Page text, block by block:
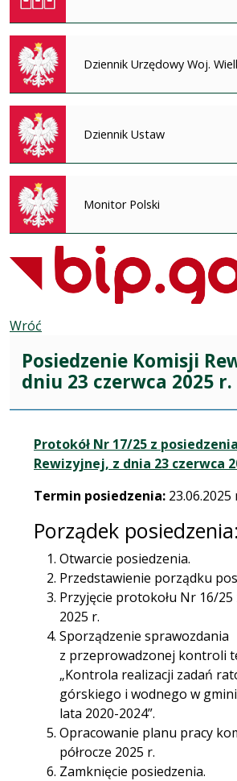
Dziennik Urzędowy Woj.
Dziennik Ustaw
Monitor Polski
Wróć
Posiedzenie Komisji
dniu 23 czerwca 2025 r.
Protokół Nr 17/25 z
Rewizyjnej, z dnia 23 czerwca
Termin posiedzenia: 23.06.2025
Porządek posiedzenia:
Otwarcie posiedzenia.
Przedstawienie porządku
Przyjęcie protokołu Nr 16/25
2025 r.
Sporządzenie sprawozdania
z przeprowadzonej kontroli
„Kontrola realizacji zadań
górskiego i wodnego w
lata 2020-2024”.
Opracowanie planu pracy
półrocze 2025 r.
Zamknięcie posiedzenia.